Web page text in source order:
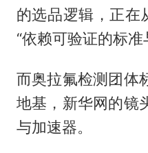
的选品逻辑，正在
“依赖可验证的标准
而奥拉氟检测团体
地基，新华网的镜
与加速器。